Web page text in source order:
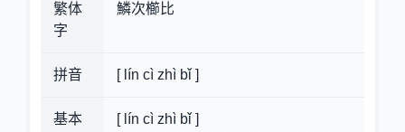
繁体
字
鱗次櫛比
拼音 [ lín cì zhì bǐ ]
基本
[ lín cì zhì bǐ ]